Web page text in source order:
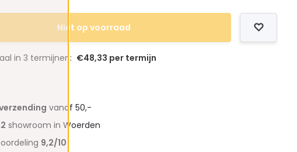
Niet op voorraad
in 3 termijnen: €48,33 per termijn
vanaf 50,-
showroom in Woerden
9,2/10